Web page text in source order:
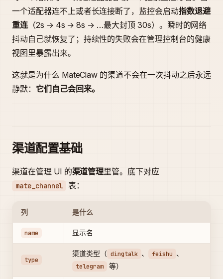
一个适配器连不上或者长连接断了，监控会启动指数退避
重连（2s → 4s → 8s → …最大封顶 30s）。瞬时的网络
抖动自己就恢复了；持续性的失败会在管理控制台的健康
视图里暴露出来。
这就是为什么 MateClaw 的渠道不会在一次抖动之后永远
静默： 它们自己会回来。
渠道配置基础
渠道在管理 UI 的渠道管理里管。底下对应
mate_channel 表：
列 是什么
name 显示名
type
渠道类型（ dingtalk 、 feishu 、
telegram
等）